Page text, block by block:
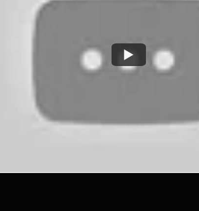
Watch